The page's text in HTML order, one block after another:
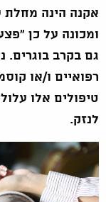
אקנה הינה מחלת
ומכונה על כן
גם בקרב בוגרים.
רפואיים ו/או
טיפולים אלו
לנזק.